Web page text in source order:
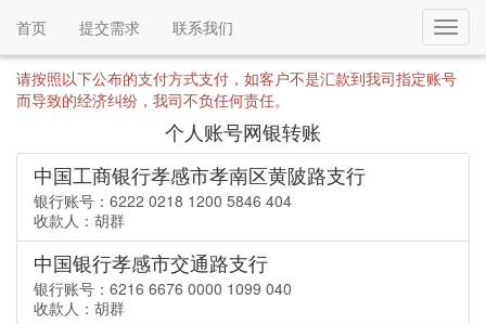
首页 提交需求 联系我们
请按照以下公布的支付方式支付，如客户不是汇款到我司指定账号
而导致的经济纠纷，我司不负任何责任。
个人账号网银转账
中国工商银行孝感市孝南区黄陂路支行
银行账号：6222 0218 1200 5846 404
收款人：胡群
中国银行孝感市交通路支行
银行账号：6216 6676 0000 1099 040
收款人：胡群